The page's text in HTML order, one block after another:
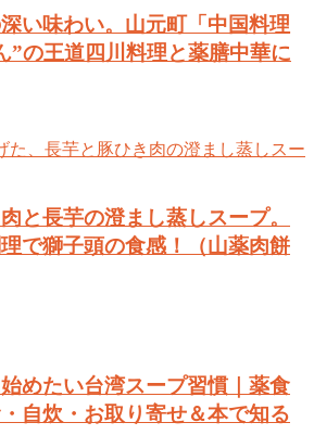
い味わい。山元町「中国料理
”の王道四川料理と薬膳中華に
と長芋の澄まし蒸しスープ。
で獅子頭の食感！（山薬肉餅
めたい台湾スープ習慣｜薬食
自炊・お取り寄せ＆本で知る